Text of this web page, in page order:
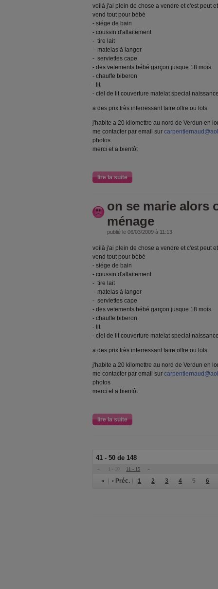
voilà j'ai plein de chose a vendre et c'est peut
vend tout pour bébé
- siége de bain
- coussin d'allaitement
- tire lait
- matelas à langer
- serviettes cape
- des vetements bébé garçon jusque 18 mois
- chauffe biberon
- lit
- ciel de lit couverture matelat special
a des prix très interressant faire offre ou lots
j'habite a 20 kilomettre au nord de Verdun en
me contacter par email sur
photos
merci et a bientôt
lire la suite
on se marie alors
ménage
publié le 06/03/2009 à 11:13
voilà j'ai plein de chose a vendre et c'est peut
vend tout pour bébé
- siége de bain
- coussin d'allaitement
- tire lait
- matelas à langer
- serviettes cape
- des vetements bébé garçon jusque 18 mois
- chauffe biberon
- lit
- ciel de lit couverture matelat special
a des prix très interressant faire offre ou lots
j'habite a 20 kilomettre au nord de Verdun en
me contacter par email sur
photos
merci et a bientôt
lire la suite
41 - 50 de 148
« 1 - 10 11 - 15 »
« ‹ Préc. 1 2 3 4 5 6